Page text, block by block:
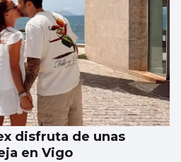
disfruta de unas
en Vigo